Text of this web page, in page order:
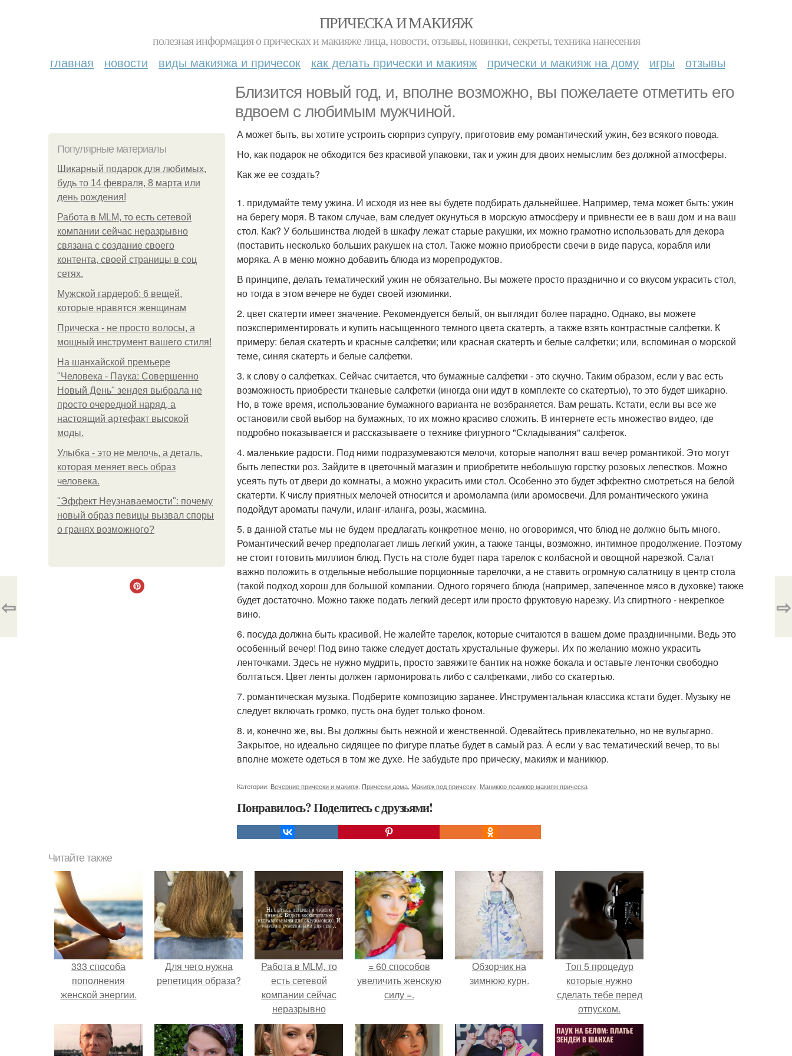
ПРИЧЕСКА И МАКИЯЖ
полезная информация о прическах и макияже лица, новости, отзывы, новинки, секреты, техника нанесения
главная новости виды макияжа и причесок как делать прически и макияж прически и макияж на дому игры отзывы
Близится новый год, и, вполне возможно, вы пожелаете отметить его
вдвоем с любимым мужчиной.
Популярные материалы
Шикарный подарок для любимых,
будь то 14 февраля, 8 марта или
день рождения!
Работа в MLM, то есть сетевой
компании сейчас неразрывно
связана с создание своего
контента, своей страницы в соц
сетях.
Мужской гардероб: 6 вещей,
которые нравятся женщинам
Прическа - не просто волосы, а
мощный инструмент вашего стиля!
На шанхайской премьере
"Человека - Паука: Совершенно
Новый День" зендея выбрала не
просто очередной наряд, а
настоящий артефакт высокой
моды.
Улыбка - это не мелочь, а деталь,
которая меняет весь образ
человека.
"Эффект Неузнаваемости": почему
новый образ певицы вызвал споры
о гранях возможного?
А может быть, вы хотите устроить сюрприз супругу, приготовив ему романтический ужин, без всякого повода.
Но, как подарок не обходится без красивой упаковки, так и ужин для двоих немыслим без должной атмосферы.
Как же ее создать?
1. придумайте тему ужина. И исходя из нее вы будете подбирать дальнейшее. Например, тема может быть: ужин
на берегу моря. В таком случае, вам следует окунуться в морскую атмосферу и привнести ее в ваш дом и на ваш
стол. Как? У большинства людей в шкафу лежат старые ракушки, их можно грамотно использовать для декора
(поставить несколько больших ракушек на стол. Также можно приобрести свечи в виде паруса, корабля или
моряка. А в меню можно добавить блюда из морепродуктов.
В принципе, делать тематический ужин не обязательно. Вы можете просто празднично и со вкусом украсить стол,
но тогда в этом вечере не будет своей изюминки.
2. цвет скатерти имеет значение. Рекомендуется белый, он выглядит более парадно. Однако, вы можете
поэкспериментировать и купить насыщенного темного цвета скатерть, а также взять контрастные салфетки. К
примеру: белая скатерть и красные салфетки; или красная скатерть и белые салфетки; или, вспоминая о морской
теме, синяя скатерть и белые салфетки.
3. к слову о салфетках. Сейчас считается, что бумажные салфетки - это скучно. Таким образом, если у вас есть
возможность приобрести тканевые салфетки (иногда они идут в комплекте со скатертью), то это будет шикарно.
Но, в тоже время, использование бумажного варианта не возбраняется. Вам решать. Кстати, если вы все же
остановили свой выбор на бумажных, то их можно красиво сложить. В интернете есть множество видео, где
подробно показывается и рассказываете о технике фигурного "Складывания" салфеток.
4. маленькие радости. Под ними подразумеваются мелочи, которые наполнят ваш вечер романтикой. Это могут
быть лепестки роз. Зайдите в цветочный магазин и приобретите небольшую горстку розовых лепестков. Можно
усеять путь от двери до комнаты, а можно украсить ими стол. Особенно это будет эффектно смотреться на белой
скатерти. К числу приятных мелочей относится и аромолампа (или аромосвечи. Для романтического ужина
подойдут ароматы пачули, иланг-иланга, розы, жасмина.
5. в данной статье мы не будем предлагать конкретное меню, но оговоримся, что блюд не должно быть много.
Романтический вечер предполагает лишь легкий ужин, а также танцы, возможно, интимное продолжение. Поэтому
не стоит готовить миллион блюд. Пусть на столе будет пара тарелок с колбасной и овощной нарезкой. Салат
важно положить в отдельные небольшие порционные тарелочки, а не ставить огромную салатницу в центр стола
(такой подход хорош для большой компании. Одного горячего блюда (например, запеченное мясо в духовке) также
будет достаточно. Можно также подать легкий десерт или просто фруктовую нарезку. Из спиртного - некрепкое
вино.
6. посуда должна быть красивой. Не жалейте тарелок, которые считаются в вашем доме праздничными. Ведь это
особенный вечер! Под вино также следует достать хрустальные фужеры. Их по желанию можно украсить
ленточками. Здесь не нужно мудрить, просто завяжите бантик на ножке бокала и оставьте ленточки свободно
болтаться. Цвет ленты должен гармонировать либо с салфетками, либо со скатертью.
7. романтическая музыка. Подберите композицию заранее. Инструментальная классика кстати будет. Музыку не
следует включать громко, пусть она будет только фоном.
8. и, конечно же, вы. Вы должны быть нежной и женственной. Одевайтесь привлекательно, но не вульгарно.
Закрытое, но идеально сидящее по фигуре платье будет в самый раз. А если у вас тематический вечер, то вы
вполне можете одеться в том же духе. Не забудьте про прическу, макияж и маникюр.
Категории: Вечерние прически и макияж Прически дома Макияж под прическу Маникюр педикюр макияж прическа
Понравилось? Поделитесь с друзьями!
⇦ ⇨
Читайте также
333 способа
пополнения
женской энергии.
Для чего нужна
репетиция образа?
Работа в MLM, то
есть сетевой
компании сейчас
неразрывно
связана с создание
своего контента,
своей страницы в
= 60 способов
увеличить женскую
силу =.
Обзорчик на
зимнюю курн.
Топ 5 процедур
которые нужно
сделать тебе перед
отпуском.